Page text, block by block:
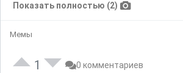
Показать полностью (2)
Мемы
1 0 комментариев